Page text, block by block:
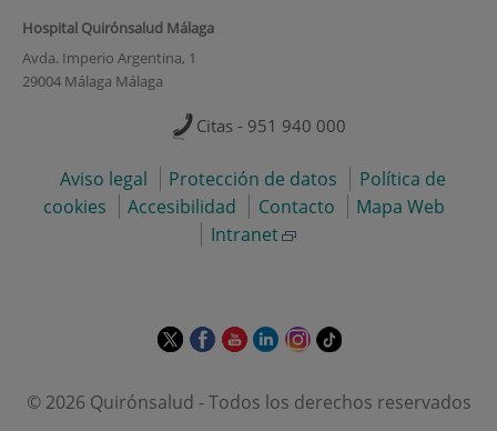
Hospital Quirónsalud Málaga
Avda. Imperio Argentina, 1
29004 Málaga Málaga
Citas - 951 940 000
Aviso legal Protección de datos
Política de
cookies
Accesibilidad Contacto
Mapa Web
Intranet
Este
abrirá
Este
abrirá
Este
abrirá
Este
abrirá
Este
abrirá
Enlace
aplicación
© 2026 Quirónsalud - Todos los derechos reservados